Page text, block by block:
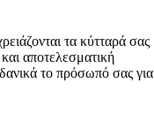
τα κύτταρά σας
αποτελεσματική
το πρόσωπό σας για